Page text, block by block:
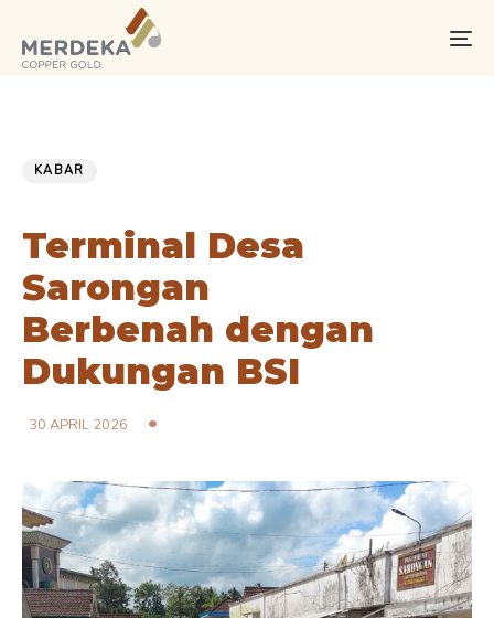
links
primary
KABAR
Terminal Desa
Sarongan
Berbenah dengan
Dukungan BSI
30 APRIL 2026